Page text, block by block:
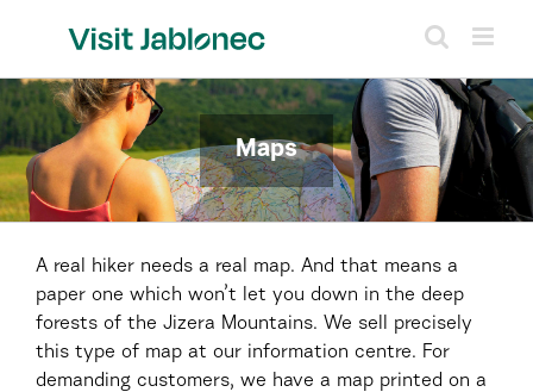
Maps
A real hiker needs a real map. And that means a
paper one which won’t let you down in the deep
forests of the Jizera Mountains. We sell precisely
this type of map at our information centre. For
demanding customers, we have a map printed on a